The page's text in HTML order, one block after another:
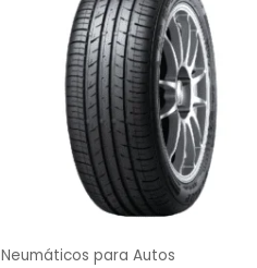
Neumáticos para Autos